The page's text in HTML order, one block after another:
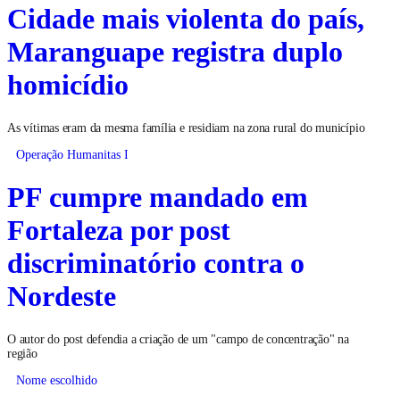
Cidade mais violenta do país,
Maranguape registra duplo
homicídio
As vítimas eram da mesma família e residiam na zona rural do município
Operação Humanitas I
PF cumpre mandado em
Fortaleza por post
discriminatório contra o
Nordeste
O autor do post defendia a criação de um "campo de concentração" na
região
Nome escolhido